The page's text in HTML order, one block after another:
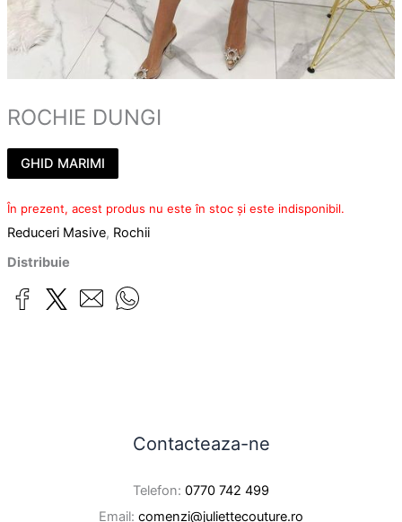
ROCHIE DUNGI
GHID MARIMI
În prezent, acest produs nu este în stoc și este indisponibil.
Reduceri Masive, Rochii
Distribuie
Contacteaza-ne
Telefon: 0770 742 499
Email: comenzi@juliettecouture.ro